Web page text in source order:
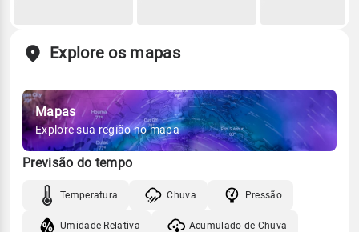
Explore os mapas
Mapas
Explore sua região no mapa
Previsão do tempo
Temperatura Chuva Pressão
Umidade Relativa Acumulado de Chuva